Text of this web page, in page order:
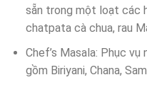
sẵn trong một loạt các
chatpata cà chua, rau
Chef’s Masala: Phục
gồm Biriyani, Chana,